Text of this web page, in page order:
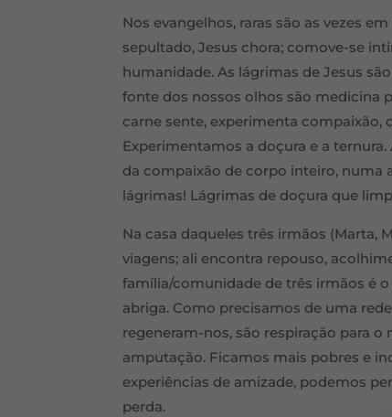
Nos evangelhos, raras são as vezes
sepultado, Jesus chora; comove-se
humanidade. As lágrimas de Jesus
fonte dos nossos olhos são medicina
carne sente, experimenta compaixão,
Experimentamos a doçura e a
da compaixão de corpo inteiro, numa
lágrimas! Lágrimas de doçura que
Na casa daqueles três irmãos (Marta,
viagens; ali encontra repouso,
família/comunidade de três irmãos é
abriga. Como precisamos de uma
regeneram-nos, são respiração para
amputação. Ficamos mais pobres e
experiências de amizade, podemos
perda.